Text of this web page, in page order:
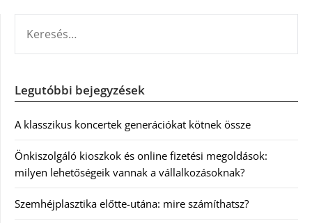
Legutóbbi bejegyzések
A klasszikus koncertek generációkat kötnek össze
Önkiszolgáló kioszkok és online fizetési megoldások:
milyen lehetőségeik vannak a vállalkozásoknak?
Szemhéjplasztika előtte-utána: mire számíthatsz?